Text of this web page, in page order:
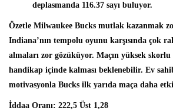
deplasmanda 116.37 sayı buluyor.
Özetle Milwaukee Bucks mutlak kazanmak
Indiana’nın tempolu oyunu karşısında çok
almaları zor gözüküyor. Maçın yüksek skorlu
handikap içinde kalması beklenebilir. Ev
motivasyonla Bucks ilk yarıda maça daha
İddaa Oranı: 222,5 Üst 1,28